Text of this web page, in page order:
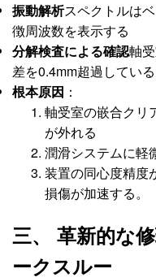
振動解析スペクトルは
徴周波数を表示する
分解検査による確認軸
差を0.4mm超過している
根本原因 ：
軸受室の嵌合クリ
が外れる
潤滑システムに軽
装置の同心度精度
損傷が加速する。
三、 革新的な
ークスルー